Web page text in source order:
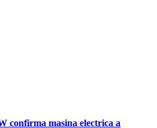
confirma masina electrica a